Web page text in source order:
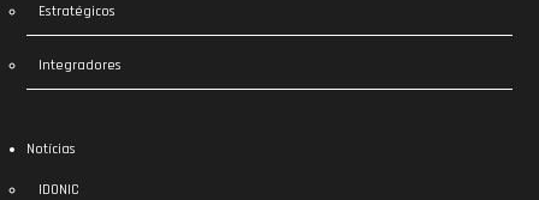
Estratégicos
Integradores
Notícias
IDONIC